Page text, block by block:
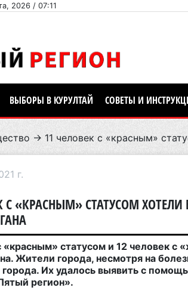
2026 / 07:11
ВЫБОРЫ В КУРУЛТАЙ СОВЕТЫ И
→ 11 человек с «красным»
г.
С «КРАСНЫМ» СТАТУСОМ
«красным» статусом и 12 человек с
Жители города, несмотря на
города. Их удалось выявить с
регион».